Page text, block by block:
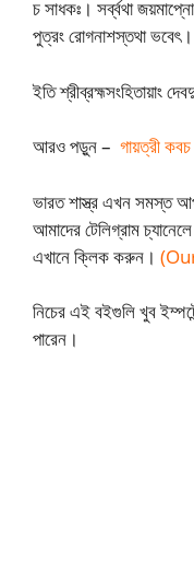
চ সাধকঃ। সর্ব্বথা
পুত্রং রোগনাশস্তথা
ইতি শ্রীব্রহ্মসংহিতায়াং
আরও পড়ুন – গায়ত্রী কবচ
ভারত শাস্ত্র এখন সমস্ত
আমাদের টেলিগ্রাম
এখানে ক্লিক করুন।
নিচের এই বইগুলি খুব
পারেন।